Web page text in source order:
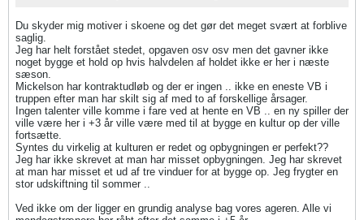
Du skyder mig motiver i skoene og det gør det meget svært at forblive
saglig.
Jeg har helt forstået stedet, opgaven osv osv men det gavner ikke
noget bygge et hold op hvis halvdelen af holdet ikke er her i næste
sæson.
Mickelson har kontraktudløb og der er ingen .. ikke en eneste VB i
truppen efter man har skilt sig af med to af forskellige årsager.
Ingen talenter ville komme i fare ved at hente en VB .. en ny spiller der
ville være her i +3 år ville være med til at bygge en kultur op der ville
fortsætte.
Syntes du virkelig at kulturen er redet og opbygningen er perfekt??
Jeg har ikke skrevet at man har misset opbygningen. Jeg har skrevet
at man har misset et ud af tre vinduer for at bygge op. Jeg frygter en
stor udskiftning til sommer ..
Ved ikke om der ligger en grundig analyse bag vores ageren. Alle vi